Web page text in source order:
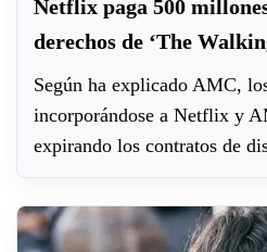
Netflix paga 500
derechos de ‘The
Según ha explicado AMC,
incorporándose a Netflix y
expirando los contratos de